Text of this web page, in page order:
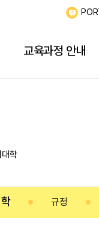
교육과정 안내
규정
대학